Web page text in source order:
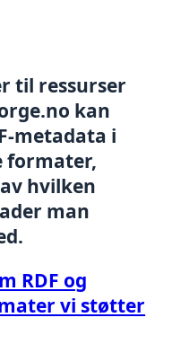
til ressurser
kan
metadata i
formater,
hvilken
man
RDF og
vi støtter